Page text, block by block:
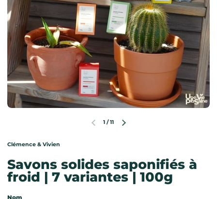
Diapositive précédente
Diapositive suivante
1 /11
Clémence & Vivien
Savons solides saponifiés à
froid | 7 variantes | 100g
Nom